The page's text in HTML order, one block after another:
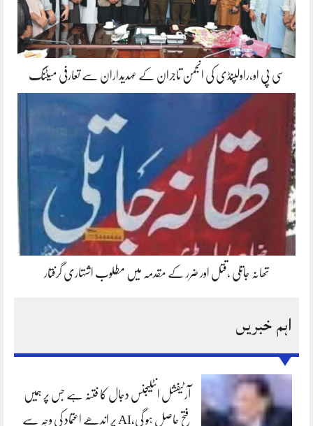
سی پی او،راولپنڈی کی انجمن تاجران کے عہدیداران سے تعارفی میٹنگ
تھانہ جاتلی ،قتل اور ضرر کے مقدمہ میں مطلوب اشتہاری گرفتار
اہم خبریں
آرٹیفشل انٹلیجنس دجال کا فتنہ ہے جس پر ہمیں
فتح حاصل ہو گی،AI پر اندھے اعتماد کی وجہ سے